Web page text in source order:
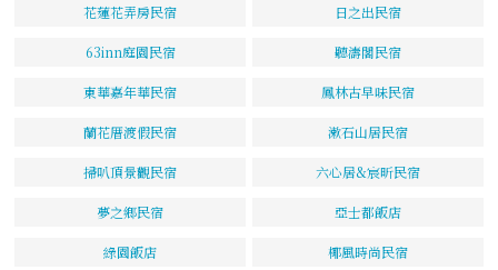
花蓮花弄房民宿 日之出民宿
63inn庭園民宿 聽濤閣民宿
東華嘉年華民宿 鳳林古早味民宿
蘭花厝渡假民宿 漱石山居民宿
掃叭頂景觀民宿 六心居&宸昕民宿
夢之鄉民宿 亞士都飯店
綠園飯店 椰風時尚民宿